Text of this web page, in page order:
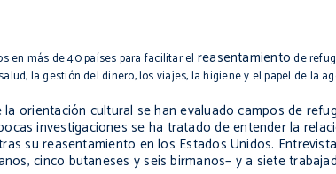
en más de 40 países para facilitar el reasentamiento de
la gestión del dinero, los viajes, la higiene y el papel de la
orientación cultural se han evaluado campos de
investigaciones se ha tratado de entender la
su reasentamiento en los Estados Unidos.
cinco butaneses y seis birmanos– y a siete